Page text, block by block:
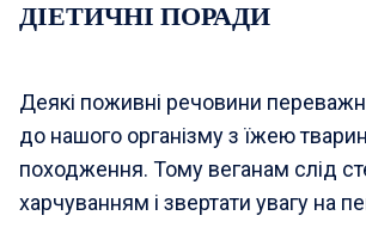
ДІЕТИЧНІ ПОРАДИ
Деякі поживні речовини
до нашого організму з їжею
походження. Тому веганам слід
харчуванням і звертати увагу на